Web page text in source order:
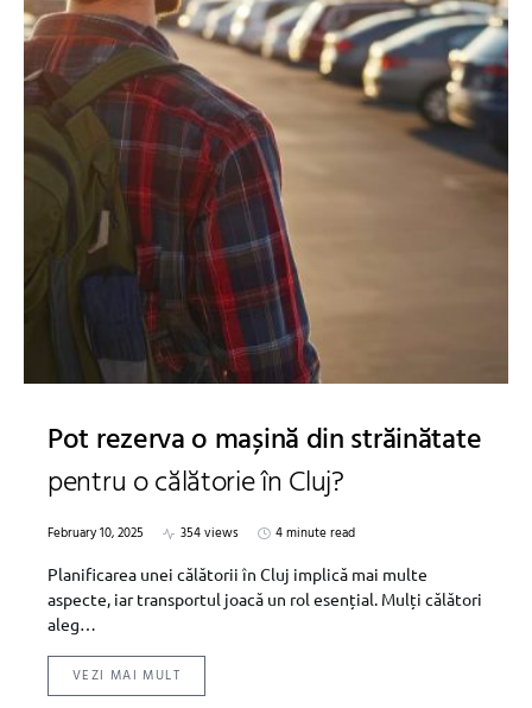
Pot rezerva o mașină din străinătate
pentru o călătorie în Cluj?
February 10, 2025 354 views
4 minute read
Planificarea unei călătorii în Cluj implică mai multe
aspecte, iar transportul joacă un rol esențial. Mulți călători
aleg…
VEZI MAI MULT